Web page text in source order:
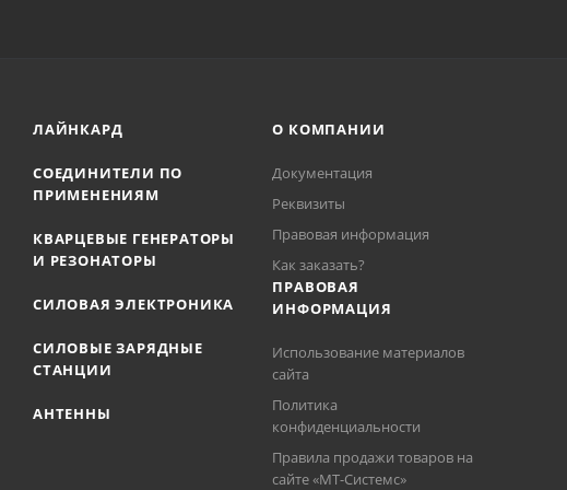
ЛАЙНКАРД
СОЕДИНИТЕЛИ ПО
ПРИМЕНЕНИЯМ
КВАРЦЕВЫЕ ГЕНЕРАТОРЫ
И РЕЗОНАТОРЫ
СИЛОВАЯ ЭЛЕКТРОНИКА
СИЛОВЫЕ ЗАРЯДНЫЕ
СТАНЦИИ
АНТЕННЫ
О КОМПАНИИ
Документация
Реквизиты
Правовая информация
Как заказать?
ПРАВОВАЯ
ИНФОРМАЦИЯ
Использование материалов
сайта
Политика
конфиденциальности
Правила продажи товаров на
сайте «МТ-Системс»